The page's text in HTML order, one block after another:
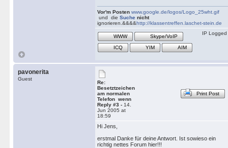
Vor'm Posten www.google.de/logos/Logo_25wht.gif
und die Suche nicht
ignorieren.&&&&http://klassentreffen.laschet-stein.de
WWW
Skype/VoIP
ICQ
YIM AIM
IP Logged
pavonerita
Guest
Re:
Besetztzeichen
am normalen
Telefon wenn
Reply #3 - 14.
Jun 2005 at
18:59
Print Post
Hi Jens,
erstmal Danke für deine Antwort. Ist sowieso ein
richtig nettes Forum hier!!!